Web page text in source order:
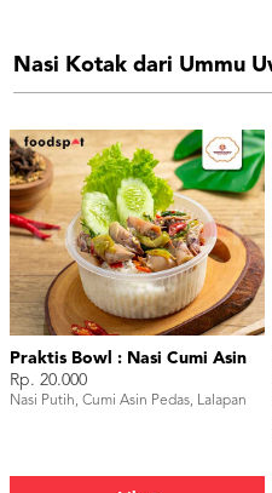
Nasi Kotak dari Ummu
Praktis Bowl : Nasi Cumi Asin
Rp. 20.000
Nasi Putih, Cumi Asin Pedas, Lalapan